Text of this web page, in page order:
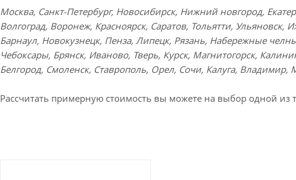
Москва, Санкт-Петербург, Новосибирск, Нижний новгород,
Волгоград, Воронеж, Красноярск, Саратов, Тольятти, Ульяновск,
Барнаул, Новокузнецк, Пенза, Липецк, Рязань, Набережные
Чебоксары, Брянск, Иваново, Тверь, Курск, Магнитогорск,
Белгород, Смоленск, Ставрополь, Орел, Сочи, Калуга, Владимир,
Рассчитать примерную стоимость вы можете на выбор одной из